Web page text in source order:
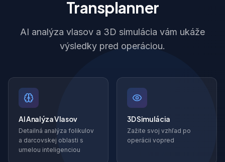
Transplanner
AI analýza vlasov a 3D simulácia vám ukáže
výsledky pred operáciou.
AI Analýza Vlasov
Detailná analýza folikulov
a darcovskej oblasti s
umelou inteligenciou
3D Simulácia
Zažite svoj vzhľad po
operácii vopred